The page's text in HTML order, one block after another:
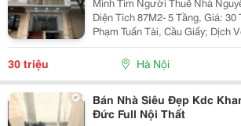
Diện Tích 87M2- 5 Tầng, Giá: 30
Phạm Tuấn Tài, Cầu Giấy; Dịch
Liên Hệ Trực Tiếp Chủ Nhà:
Mặt Tiền Rộng,Thoáng. + Vị Trí
30 triệu Hà Nội
Bán Nhà Siêu Đẹp Kdc
Đức Full Nội Thất